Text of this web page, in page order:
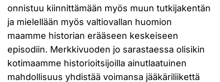
onnistuu kiinnittämään myös muun tutkijakentän
ja mielellään myös valtiovallan huomion
maamme historian erääseen keskeiseen
episodiin. Merkkivuoden jo sarastaessa olisikin
kotimaamme historioitsijoilla ainutlaatuinen
mahdollisuus yhdistää voimansa jääkäriliikettä